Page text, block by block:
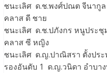
ชนะเลิศ ด.ช.พงศ์ปณต จีนากูล
คลาส ดี ชาย
ชนะเลิศ ด.ช.ปภังกร หนูประชุ
คลาส ซี หญิง
ชนะเลิศ ด.ญ.ปาณิสรา ตั้งปร
รองอันดับ 1 ด.ญ.วนิดา อำบา